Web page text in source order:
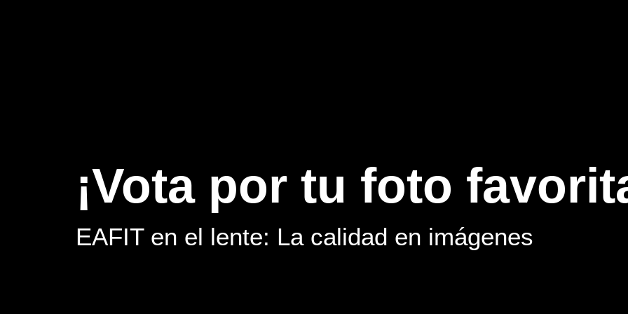
¡Vota por tu foto
EAFIT en el lente: La calidad en imágenes